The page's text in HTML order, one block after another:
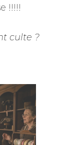
!!!!!
culte ?